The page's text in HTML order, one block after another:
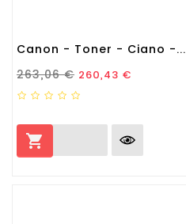
Canon - Toner - Ciano -...
Prezzo Standard
263,06 € Prezzo
260,43 €
